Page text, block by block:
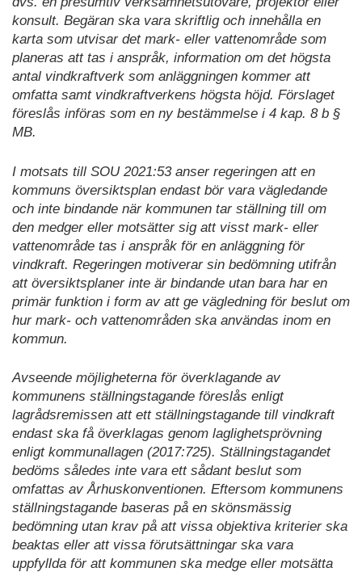
konsult. Begäran ska vara skriftlig och innehålla en
karta som utvisar det mark- eller vattenområde som
planeras att tas i anspråk, information om det högsta
antal vindkraftverk som anläggningen kommer att
omfatta samt vindkraftverkens högsta höjd. Förslaget
föreslås införas som en ny bestämmelse i 4 kap. 8 b §
MB.
I motsats till SOU 2021:53 anser regeringen att en
kommuns översiktsplan endast bör vara vägledande
och inte bindande när kommunen tar ställning till om
den medger eller motsätter sig att visst mark- eller
vattenområde tas i anspråk för en anläggning för
vindkraft. Regeringen motiverar sin bedömning utifrån
att översiktsplaner inte är bindande utan bara har en
primär funktion i form av att ge vägledning för beslut om
hur mark- och vattenområden ska användas inom en
kommun.
Avseende möjligheterna för överklagande av
kommunens ställningstagande föreslås enligt
lagrådsremissen att ett ställningstagande till vindkraft
endast ska få överklagas genom laglighetsprövning
enligt kommunallagen (2017:725). Ställningstagandet
bedöms således inte vara ett sådant beslut som
omfattas av Århuskonventionen. Eftersom kommunens
ställningstagande baseras på en skönsmässig
bedömning utan krav på att vissa objektiva kriterier ska
beaktas eller att vissa förutsättningar ska vara
uppfyllda för att kommunen ska medge eller motsätta